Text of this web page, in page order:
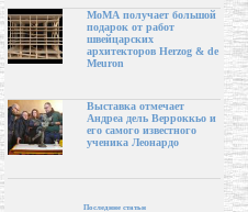
МоМА получает большой
подарок от работ
швейцарских
архитекторов Herzog & de
Meuron
Выставка отмечает
Андреа дель Верроккьо и
его самого известного
ученика Леонардо
Последние статьи